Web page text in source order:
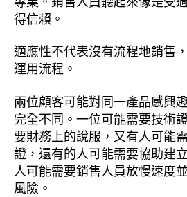
得信賴。
適應性不代表沒有流程地銷售
運用流程。
兩位顧客可能對同一產品感興
完全不同。一位可能需要技術
要財務上的說服，又有人可能
證，還有的人可能需要協助建
人可能需要銷售人員放慢速度
風險。